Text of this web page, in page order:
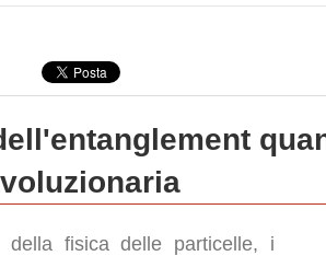
della fisica delle particelle, i